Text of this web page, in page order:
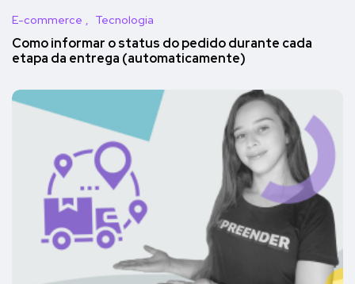
E-commerce Tecnologia
Como informar o status do pedido durante cada
etapa da entrega (automaticamente)